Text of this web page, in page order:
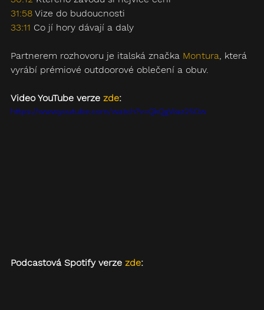
31:58 Vize do budoucnosti
33:11 Co jí hory dávají a daly
Partnerem rozhovoru je italská značka Montura, která
vyrábí prémiové outdoorové oblečení a obuv.
Video YouTube verze zde:
https://www.youtube.com/watch?v=QkQgWaz25Ow
Podcastová Spotify verze zde: